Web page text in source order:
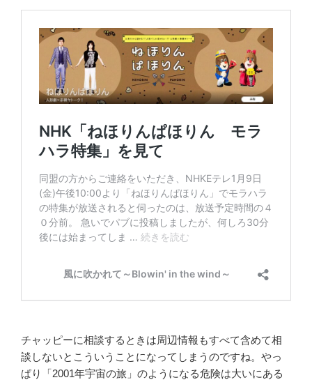
チャッピーに相談するときは周辺情報もすべて含めて相
談しないとこういうことになってしまうのですね。やっ
ぱり「2001年宇宙の旅」のようになる危険は大いにある